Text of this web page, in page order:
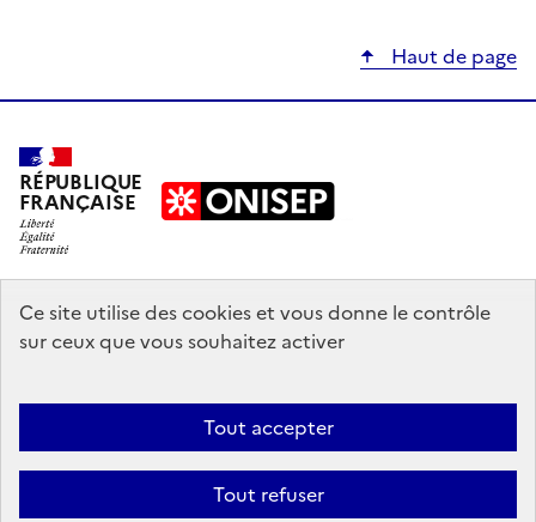
Ce site utilise des cookies et vous donne le contrôle
sur ceux que vous souhaitez activer
Tout accepter
Tout refuser
Haut de page
RÉPUBLIQUE
FRANÇAISE
education.gouv.fr
enseignementsup-recherche.gouv.fr
Accessibilité : partiellement conforme